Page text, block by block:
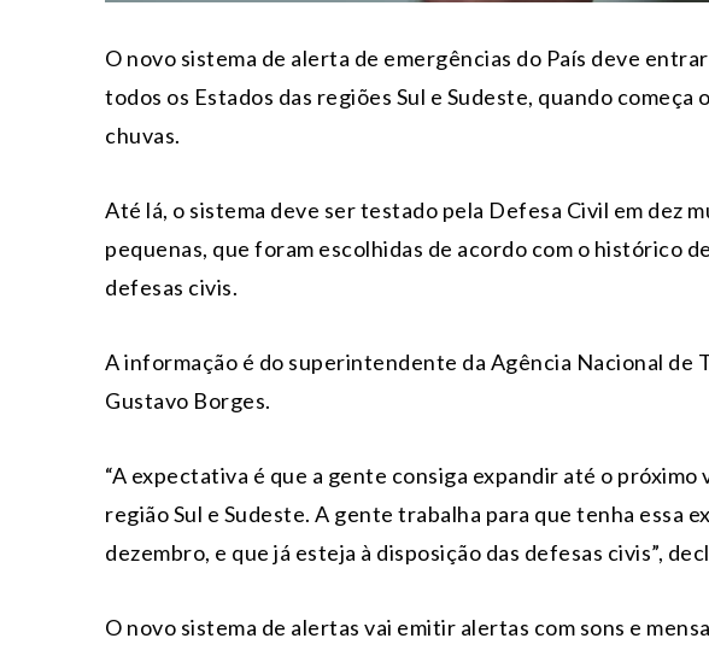
O novo sistema de alerta de emergências do País deve
todos os Estados das regiões Sul e Sudeste, quando começa
chuvas.
Até lá, o sistema deve ser testado pela Defesa Civil em dez
pequenas, que foram escolhidas de acordo com o histórico
defesas civis.
A informação é do superintendente da Agência Nacional de
Gustavo Borges.
“A expectativa é que a gente consiga expandir até o próximo
região Sul e Sudeste. A gente trabalha para que tenha essa
dezembro, e que já esteja à disposição das defesas civis”,
O novo sistema de alertas vai emitir alertas com sons e